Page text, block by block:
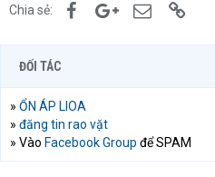
Chia sẻ: FacebookGoogle+Email
ĐỐI TÁC
» ỔN ÁP LIOA
» đăng tin rao vặt
» Vào Facebook Group để SPAM